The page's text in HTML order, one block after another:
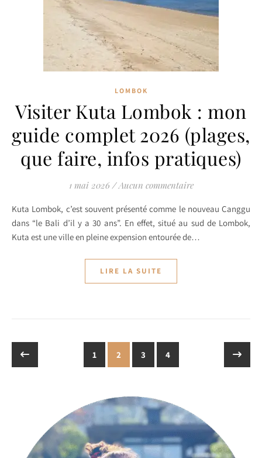
LOMBOK
Visiter Kuta Lombok : mon
guide complet 2026 (plages,
que faire, infos pratiques)
1 mai 2026 / Aucun commentaire
Kuta Lombok, c’est souvent présenté comme le nouveau Canggu
dans “le Bali d’il y a 30 ans”. En effet, situé au sud de Lombok,
Kuta est une ville en pleine expension entourée de…
LIRE LA SUITE
1 2 3 4